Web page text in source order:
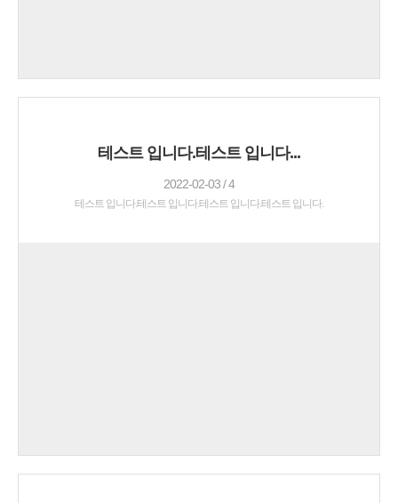
테스트 입니다.테스트 입니다...
2022-02-03 / 4
테스트 입니다.테스트 입니다.테스트 입니다.테스트 입니다.